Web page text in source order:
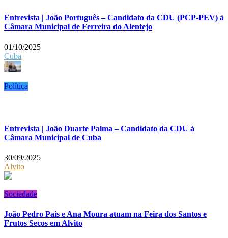
Entrevista | João Português – Candidato da CDU (PCP-PEV) à
Câmara Municipal de Ferreira do Alentejo
01/10/2025
Cuba
Política
Entrevista | João Duarte Palma – Candidato da CDU à
Câmara Municipal de Cuba
30/09/2025
Alvito
Sociedade
João Pedro Pais e Ana Moura atuam na Feira dos Santos e
Frutos Secos em Alvito